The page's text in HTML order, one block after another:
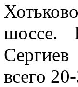
шоссе.
всего